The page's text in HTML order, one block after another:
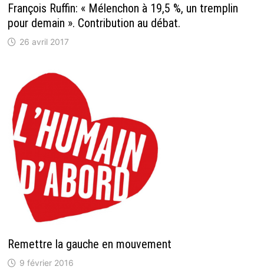
François Ruffin: « Mélenchon à 19,5 %, un tremplin
pour demain ». Contribution au débat.
26 avril 2017
Remettre la gauche en mouvement
9 février 2016